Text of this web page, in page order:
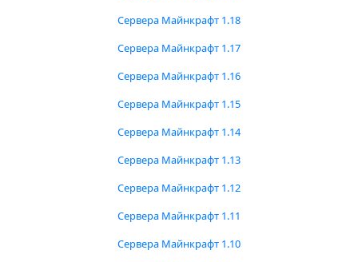
Сервера Майнкрафт 1.18
Сервера Майнкрафт 1.17
Сервера Майнкрафт 1.16
Сервера Майнкрафт 1.15
Сервера Майнкрафт 1.14
Сервера Майнкрафт 1.13
Сервера Майнкрафт 1.12
Сервера Майнкрафт 1.11
Сервера Майнкрафт 1.10